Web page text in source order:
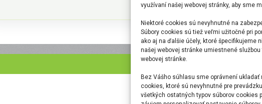
využívaní našej webovej stránky, aby sme
Niektoré cookies sú nevyhnutné na
Súbory cookies sú tiež veľmi užitočné pri
ako aj na ďalšie účely, ktoré špecifikujeme
našej webovej stránke umiestnené
webovej stránke.
Bez Vášho súhlasu sme oprávnení
cookies, ktoré sú nevyhnutné pre
všetkých ostatných typov súborov cookies